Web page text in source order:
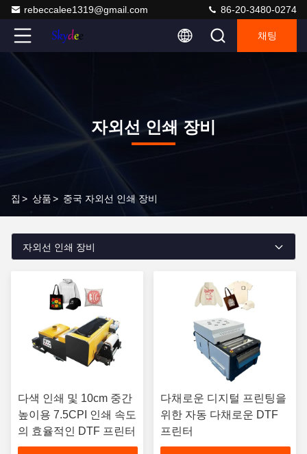
rebeccalee1319@gmail.com 86-20-3480-0274
채팅
자외선 인쇄 장비
집 > 상품> 중국 자외선 인쇄 장비
자외선 인쇄 장비
다색 인쇄 및 10cm 중간
높이용 7.5CPI 인쇄 속도
의 효율적인 DTF 프린터
다채로운 디지털 프린팅을
위한 자동 다채로운 DTF
프린터